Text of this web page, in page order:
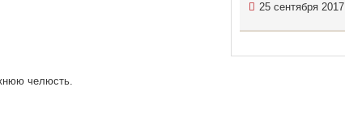
челюсть.
25 сентября 2017